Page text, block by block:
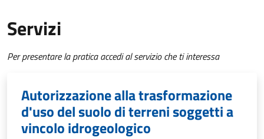
Servizi
Per presentare la pratica accedi al servizio che ti interessa
Autorizzazione alla trasformazione
d'uso del suolo di terreni soggetti a
vincolo idrogeologico